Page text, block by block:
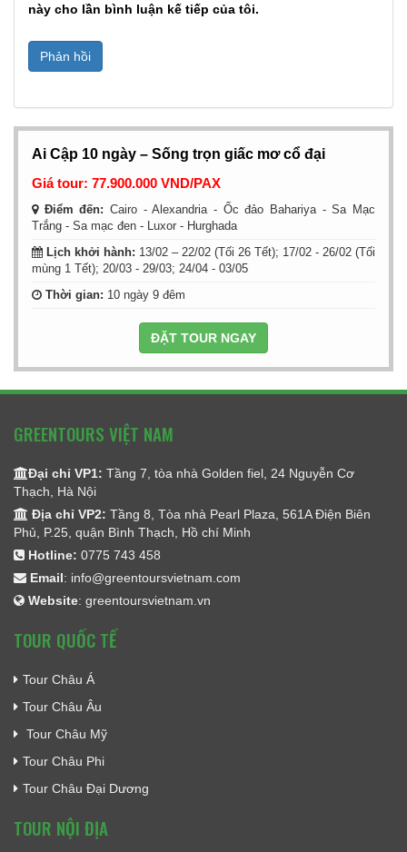
này cho lần bình luận kế tiếp của tôi.
Ai Cập 10 ngày – Sống trọn giấc mơ cổ đại
Giá tour: 77.900.000 VND/PAX
Điểm đến: Cairo - Alexandria - Ốc đảo Bahariya - Sa Mạc
Trắng - Sa mạc đen - Luxor - Hurghada
Lịch khởi hành: 13/02 – 22/02 (Tối 26 Tết); 17/02 - 26/02 (Tối
mùng 1 Tết); 20/03 - 29/03; 24/04 - 03/05
Thời gian: 10 ngày 9 đêm
ĐẶT TOUR NGAY
GREENTOURS VIỆT NAM
Đại chỉ VP1: Tầng 7, tòa nhà Golden fiel, 24 Nguyễn Cơ
Thạch, Hà Nội
Địa chỉ VP2: Tầng 8, Tòa nhà Pearl Plaza, 561A Điện Biên
Phủ, P.25, quận Bình Thạch, Hồ chí Minh
Hotline: 0775 743 458
Email: info@greentoursvietnam.com
Website: greentoursvietnam.vn
TOUR QUỐC TẾ
Tour Châu Á
Tour Châu Âu
Tour Châu Mỹ
Tour Châu Phi
Tour Châu Đại Dương
TOUR NỘI ĐỊA